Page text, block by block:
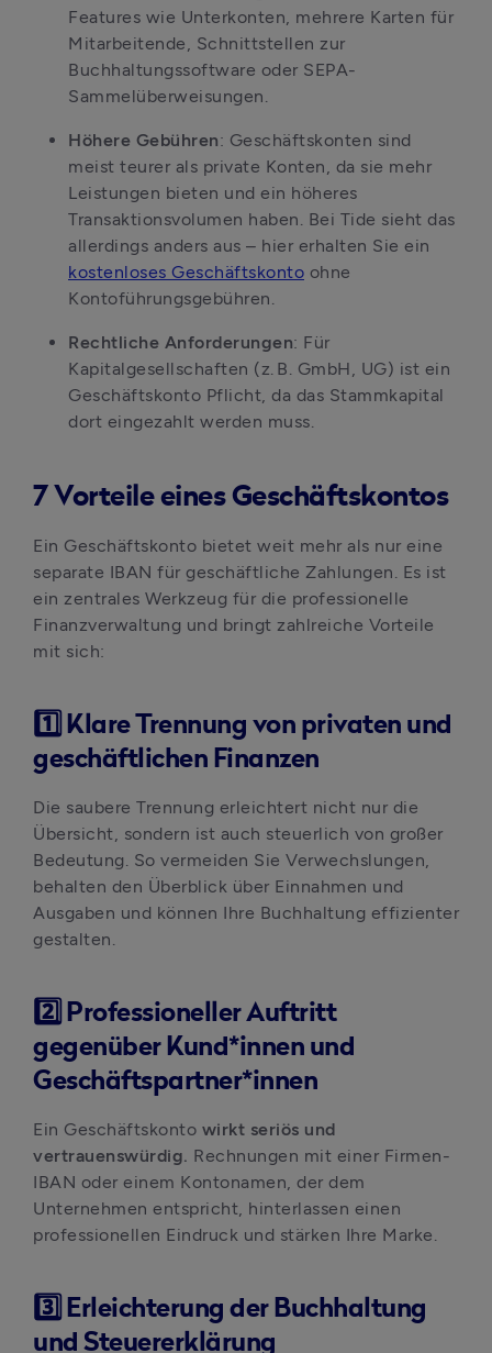
Features wie Unterkonten, mehrere Karten für
Mitarbeitende, Schnittstellen zur
Buchhaltungssoftware oder SEPA-
Sammelüberweisungen.
Höhere Gebühren: Geschäftskonten sind
meist teurer als private Konten, da sie mehr
Leistungen bieten und ein höheres
Transaktionsvolumen haben. Bei Tide sieht das
kostenloses Geschäftskonto ohne
Kontoführungsgebühren.
Rechtliche Anforderungen: Für
Kapitalgesellschaften (z. B. GmbH, UG) ist ein
Geschäftskonto Pflicht, da das Stammkapital
dort eingezahlt werden muss.
7 Vorteile eines Geschäftskontos
Ein Geschäftskonto bietet weit mehr als nur eine
separate IBAN für geschäftliche Zahlungen. Es ist
ein zentrales Werkzeug für die professionelle
Finanzverwaltung und bringt zahlreiche Vorteile
mit sich:
1️⃣ Klare Trennung von privaten und
geschäftlichen Finanzen
Die saubere Trennung erleichtert nicht nur die
Übersicht, sondern ist auch steuerlich von großer
Bedeutung. So vermeiden Sie Verwechslungen,
behalten den Überblick über Einnahmen und
Ausgaben und können Ihre Buchhaltung effizienter
gestalten.
2️⃣ Professioneller Auftritt
gegenüber Kund*innen und
Geschäftspartner*innen
Ein Geschäftskonto wirkt seriös und
vertrauenswürdig. Rechnungen mit einer Firmen-
IBAN oder einem Kontonamen, der dem
Unternehmen entspricht, hinterlassen einen
professionellen Eindruck und stärken Ihre Marke.
3️⃣ Erleichterung der Buchhaltung
und Steuererklärung